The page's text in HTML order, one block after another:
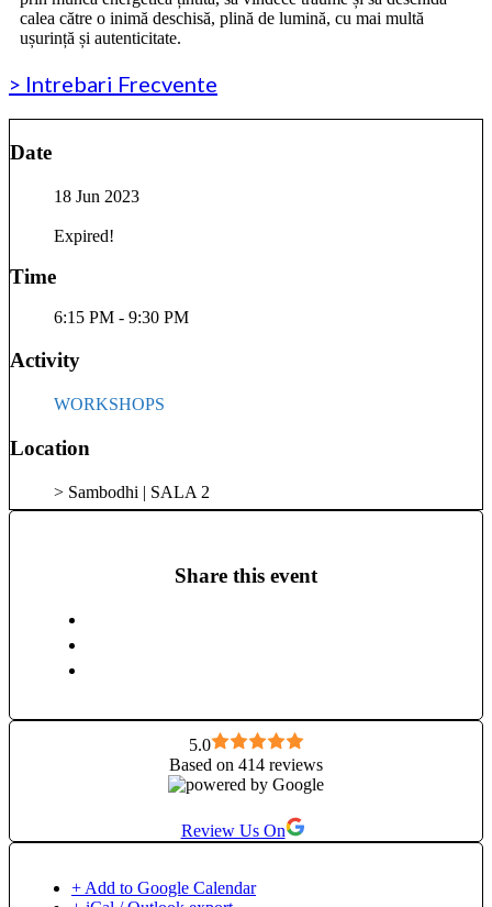
calea către o inimă deschisă, plină de lumină, cu mai multă
ușurință și autenticitate.
> Intrebari Frecvente
Date
18 Jun 2023
Expired!
Time
6:15 PM - 9:30 PM
Activity
WORKSHOPS
Location
> Sambodhi | SALA 2
Share this event
5.0
Based on 414 reviews
Review Us On
+ Add to Google Calendar